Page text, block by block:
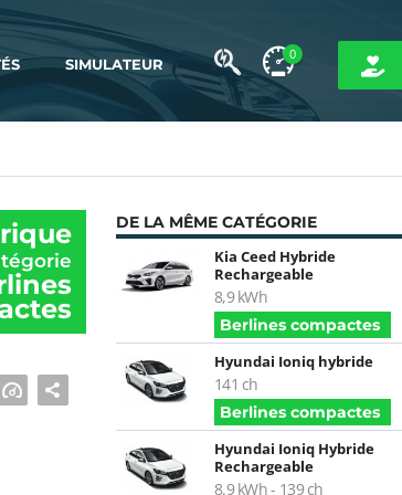
0
SIMULATEUR
DE LA MÊME CATÉGORIE
Kia Ceed Hybride
Rechargeable
8,9 kWh
Berlines compactes
Hyundai Ioniq hybride
141 ch
Berlines compactes
Hyundai Ioniq Hybride
Rechargeable
8.9 kWh - 139 ch